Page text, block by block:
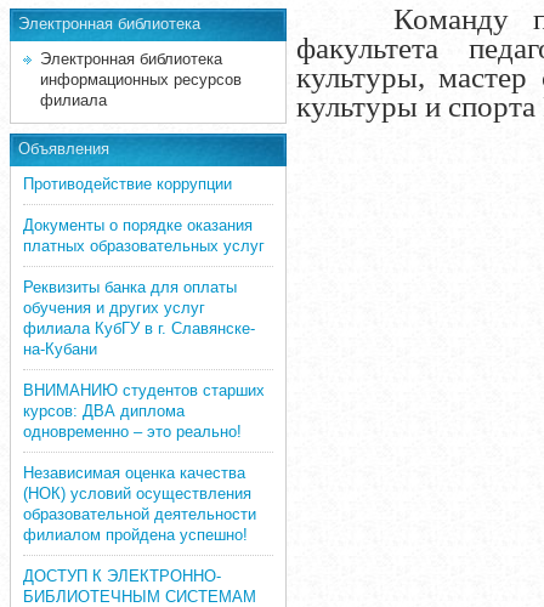
Электронная библиотека
Электронная библиотека
информационных ресурсов
филиала
Объявления
Противодействие коррупции
Документы о порядке оказания
платных образовательных услуг
Реквизиты банка для оплаты
обучения и других услуг
филиала КубГУ в г. Славянске-
на-Кубани
ВНИМАНИЮ студентов старших
курсов: ДВА диплома
одновременно – это реально!
Независимая оценка качества
(НОК) условий осуществления
образовательной деятельности
филиалом пройдена успешно!
ДОСТУП К ЭЛЕКТРОННО-
БИБЛИОТЕЧНЫМ СИСТЕМАМ
Команду
факультета
культуры,
культуры и